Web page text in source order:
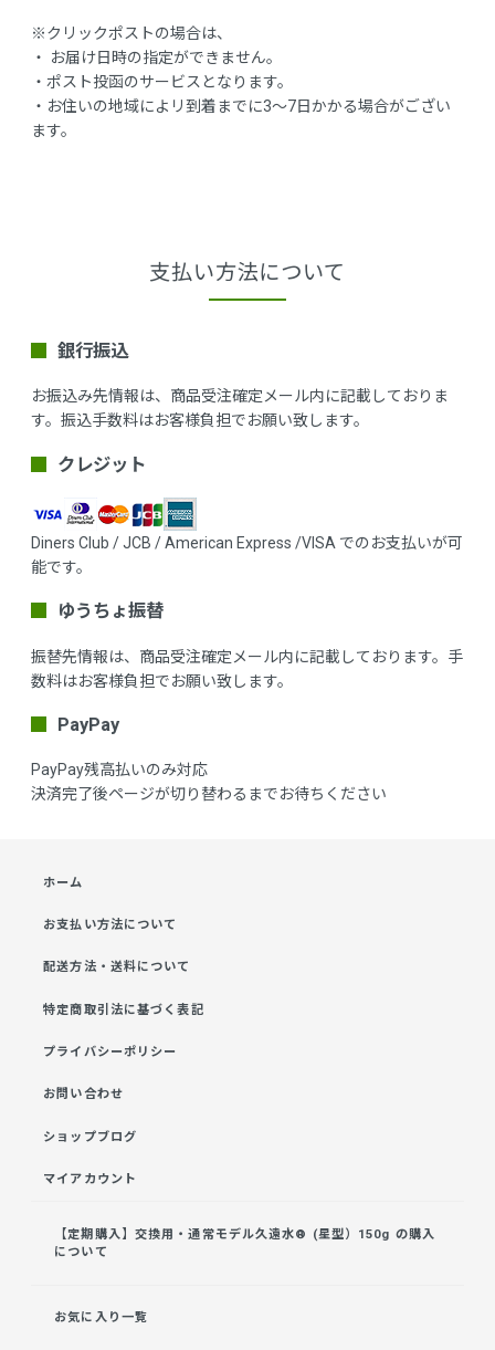
※クリックポストの場合は、
・ お届け日時の指定ができません。
・ポスト投函のサービスとなります。
・お住いの地域によリ到着までに3～7日かかる場合がござい
ます。
支払い方法について
銀行振込
お振込み先情報は、商品受注確定メール内に記載しておりま
す。振込手数料はお客様負担でお願い致します。
クレジット
Diners Club / JCB / American Express /VISA でのお支払いが可
能です。
ゆうちょ振替
振替先情報は、商品受注確定メール内に記載しております。手
数料はお客様負担でお願い致します。
PayPay
PayPay残高払いのみ対応
決済完了後ページが切り替わるまでお待ちください
ホーム
お支払い方法について
配送方法・送料について
特定商取引法に基づく表記
プライバシーポリシー
お問い合わせ
ショップブログ
マイアカウント
【定期購入】交換用・通常モデル久遠水® (星型）150g の購入
について
お気に入り一覧